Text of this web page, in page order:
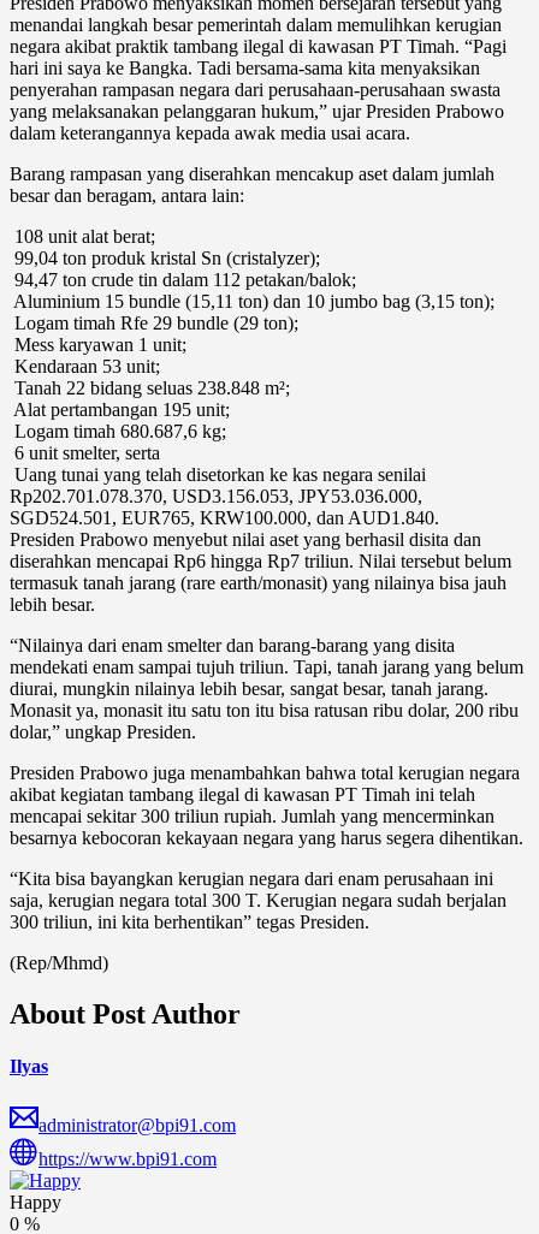
menandai langkah besar pemerintah dalam memulihkan kerugian
negara akibat praktik tambang ilegal di kawasan PT Timah. “Pagi
hari ini saya ke Bangka. Tadi bersama-sama kita menyaksikan
penyerahan rampasan negara dari perusahaan-perusahaan swasta
yang melaksanakan pelanggaran hukum,” ujar Presiden Prabowo
dalam keterangannya kepada awak media usai acara.
Barang rampasan yang diserahkan mencakup aset dalam jumlah
besar dan beragam, antara lain:
⁠ ⁠108 unit alat berat;
⁠ ⁠99,04 ton produk kristal Sn (cristalyzer);
⁠ ⁠94,47 ton crude tin dalam 112 petakan/balok;
⁠ ⁠Aluminium 15 bundle (15,11 ton) dan 10 jumbo bag (3,15 ton);
⁠ ⁠Logam timah Rfe 29 bundle (29 ton);
⁠ ⁠Mess karyawan 1 unit;
⁠ ⁠Kendaraan 53 unit;
⁠ ⁠Tanah 22 bidang seluas 238.848 m²;
⁠ ⁠Alat pertambangan 195 unit;
⁠ ⁠Logam timah 680.687,6 kg;
⁠ ⁠6 unit smelter, serta
⁠ ⁠Uang tunai yang telah disetorkan ke kas negara senilai
Rp202.701.078.370, USD3.156.053, JPY53.036.000,
SGD524.501, EUR765, KRW100.000, dan AUD1.840.
Presiden Prabowo menyebut nilai aset yang berhasil disita dan
diserahkan mencapai Rp6 hingga Rp7 triliun. Nilai tersebut belum
termasuk tanah jarang (rare earth/monasit) yang nilainya bisa jauh
lebih besar.
“Nilainya dari enam smelter dan barang-barang yang disita
mendekati enam sampai tujuh triliun. Tapi, tanah jarang yang belum
diurai, mungkin nilainya lebih besar, sangat besar, tanah jarang.
Monasit ya, monasit itu satu ton itu bisa ratusan ribu dolar, 200 ribu
dolar,” ungkap Presiden.
Presiden Prabowo juga menambahkan bahwa total kerugian negara
akibat kegiatan tambang ilegal di kawasan PT Timah ini telah
mencapai sekitar 300 triliun rupiah. Jumlah yang mencerminkan
besarnya kebocoran kekayaan negara yang harus segera dihentikan.
“Kita bisa bayangkan kerugian negara dari enam perusahaan ini
saja, kerugian negara total 300 T. Kerugian negara sudah berjalan
300 triliun, ini kita berhentikan” tegas Presiden.
(Rep/Mhmd)
About Post Author
Ilyas
administrator@bpi91.com
https://www.bpi91.com
Happy
0 %